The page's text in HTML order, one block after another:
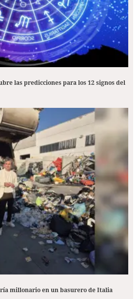
las predicciones para los 12 signos del
millonario en un basurero de Italia